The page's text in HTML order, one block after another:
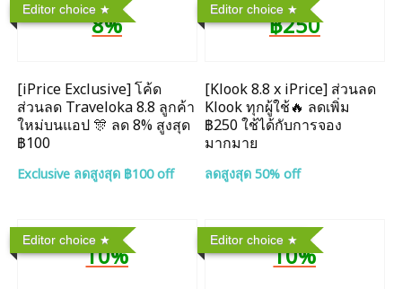
Editor choice
8%
[iPrice Exclusive] โค้ด
ส่วนลด Traveloka 8.8 ลูกค้า
ใหม่บนแอป 🎊 ลด 8% สูงสุด​
฿100
Exclusive ลดสูงสุด ฿100 off
Editor choice
฿250
[Klook 8.8 x iPrice] ส่วนลด
Klook ทุกผู้ใช้🔥 ลดเพิ่ม
฿250 ใช้ได้กับการจอง
มากมาย
ลดสูงสุด 50% off
Editor choice
10%
Editor choice
10%